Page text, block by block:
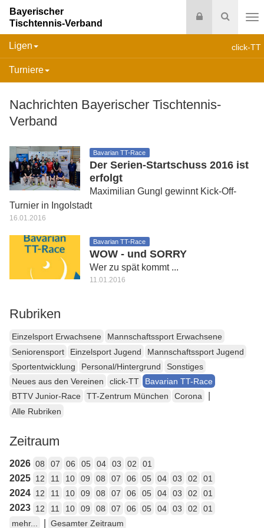
Suche
Login
Bayerischer
Tischtennis-Verband
click-TT
Ligen
Turniere
Nachrichten Bayerischer Tischtennis-
Verband
Bavarian TT-Race
Der Serien-Startschuss 2016 ist
erfolgt
Maximilian Gungl gewinnt Kick-Off-
Turnier in Ingolstadt
16.01.2016
Bavarian TT-Race
WOW - und SORRY
Wer zu spät kommt ...
11.01.2016
Rubriken
Einzelsport Erwachsene
Mannschaftssport Erwachsene
Seniorensport
Einzelsport Jugend
Mannschaftssport Jugend
Sportentwicklung
Personal/Hintergrund
Sonstiges
Neues aus den Vereinen
click-TT
Bavarian TT-Race
BTTV Junior-Race
TT-Zentrum München Corona
Alle Rubriken
Zeitraum
2026 08 07 06 05 04 03 02 01
2025 12 11 10 09 08 07 06 05 04 03 02 01
2024 12 11 10 09 08 07 06 05 04 03 02 01
2023 12 11 10 09 08 07 06 05 04 03 02
01
mehr...
Gesamter Zeitraum